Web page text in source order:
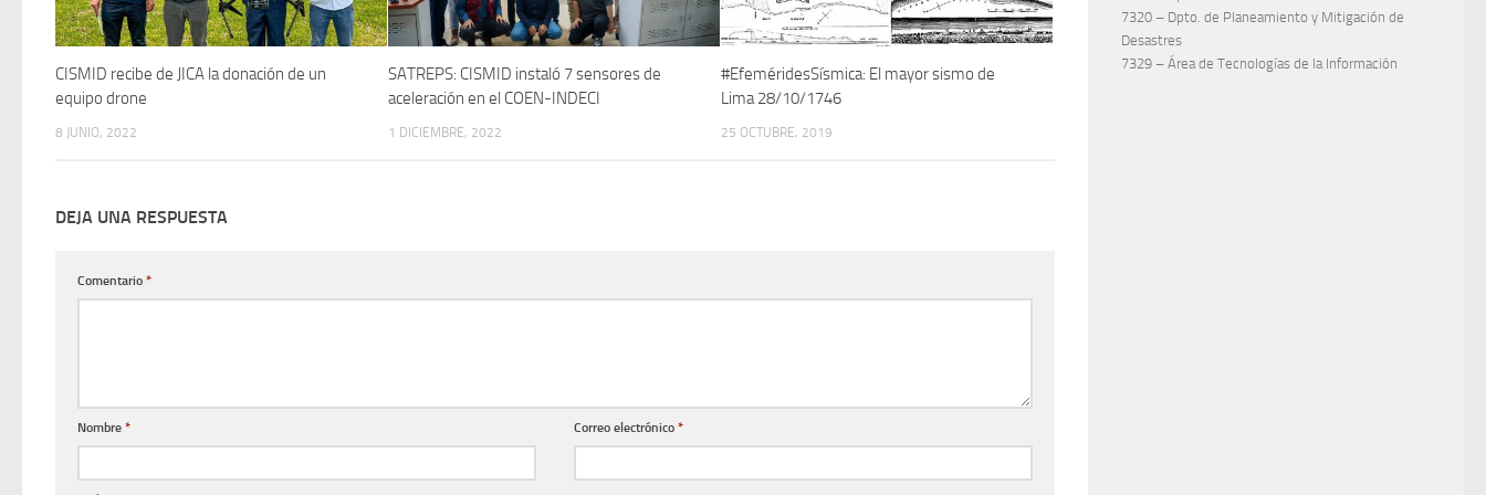
CISMID recibe de JICA la donación de un
equipo drone
8 JUNIO, 2022
SATREPS: CISMID instaló 7 sensores de
aceleración en el COEN-INDECI
1 DICIEMBRE, 2022
#EfeméridesSísmica: El mayor sismo de
Lima 28/10/1746
25 OCTUBRE, 2019
DEJA UNA RESPUESTA
Comentario *
Nombre * Correo electrónico*
7320 – Dpto. de Planeamiento y Mitigación de
Desastres
7329 – Área de Tecnologías de la Información